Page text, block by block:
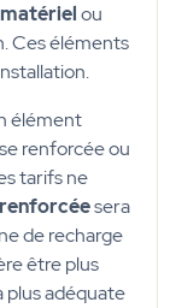
ou
Ces éléments
élément
renforcée ou
tarifs ne
sera
de recharge
être plus
plus adéquate